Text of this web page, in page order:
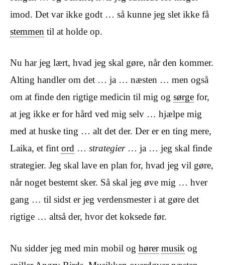
imod. Det var ikke godt … så kunne jeg slet ikke få
stemmen til at holde op.
Nu har jeg lært, hvad jeg skal gøre, når den kommer.
Alting handler om det … ja … næsten … men også
om at finde den rigtige medicin til mig og sørge for,
at jeg ikke er for hård ved mig selv … hjælpe mig
med at huske ting … alt det der. Der er en ting mere,
Laika, et fint ord … strategier… ja … jeg skal finde
strategier. Jeg skal lave en plan for, hvad jeg vil gøre,
når noget bestemt sker. Så skal jeg øve mig … hver
gang … til sidst er jeg verdensmester i at gøre det
rigtige … altså der, hvor det koksede før.
Nu sidder jeg med min mobil og hører musik og